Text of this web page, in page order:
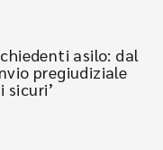
asilo: dal
pregiudiziale
sicuri’